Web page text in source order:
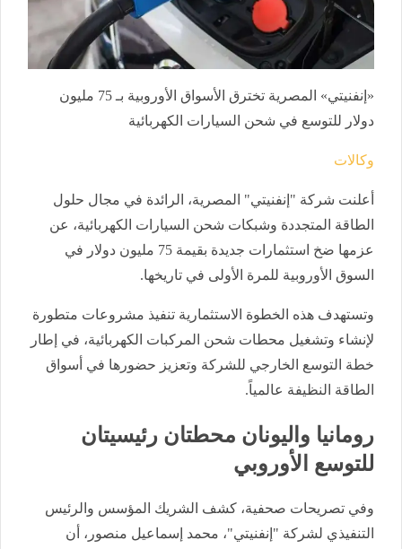
«إنفنيتي» المصرية تخترق الأسواق الأوروبية بـ 75 مليون
دولار للتوسع في شحن السيارات الكهربائية
وكالات
أعلنت شركة "إنفنيتي" المصرية، الرائدة في مجال حلول
الطاقة المتجددة وشبكات شحن السيارات الكهربائية، عن
عزمها ضخ استثمارات جديدة بقيمة 75 مليون دولار في
السوق الأوروبية للمرة الأولى في تاريخها.
وتستهدف هذه الخطوة الاستثمارية تنفيذ مشروعات متطورة
لإنشاء وتشغيل محطات شحن المركبات الكهربائية، في إطار
خطة التوسع الخارجي للشركة وتعزيز حضورها في أسواق
الطاقة النظيفة عالمياً.
رومانيا واليونان محطتان رئيسيتان
للتوسع الأوروبي
وفي تصريحات صحفية، كشف الشريك المؤسس والرئيس
التنفيذي لشركة "إنفنيتي"، محمد إسماعيل منصور، أن